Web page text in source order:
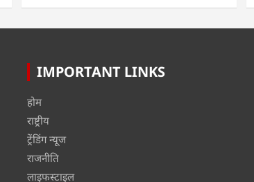
IMPORTANT LINKS
होम
राष्ट्रीय
ट्रेंडिंग न्यूज
राजनीति
लाइफस्टाइल